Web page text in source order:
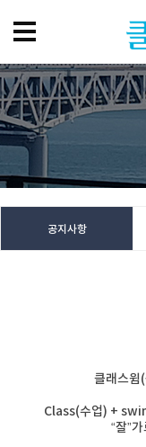
공지사항
클래스윔
Class(수업) +
“잘”